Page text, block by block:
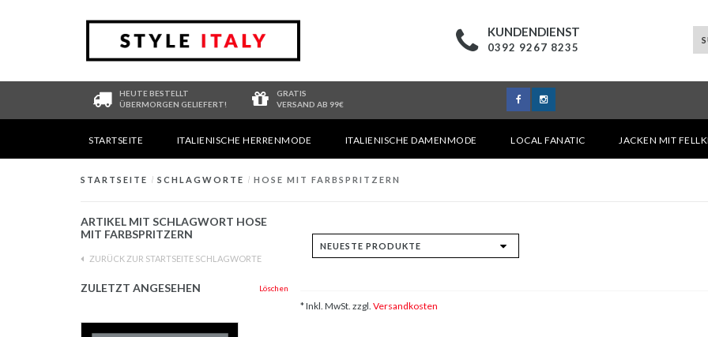
KUNDENDIENST
0392 9267 8235
HEUTE BESTELLT
ÜBERMORGEN GELIEFERT!
GRATIS
VERSAND AB 99€
STARTSEITE ITALIENISCHE HERRENMODE ITALIENISCHE DAMENMODE LOCAL FANATIC JACKEN MIT
STARTSEITE / SCHLAGWORTE / HOSE MIT FARBSPRITZERN
ARTIKEL MIT SCHLAGWORT HOSE
MIT FARBSPRITZERN
ZURÜCK ZUR STARTSEITE SCHLAGWORTE
ZULETZT ANGESEHEN Löschen
* Inkl. MwSt. zzgl. Versandkosten